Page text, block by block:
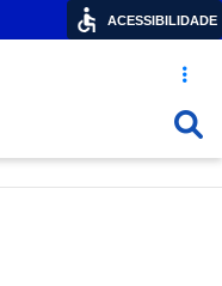
Acesso
ACESSIBILIDADE